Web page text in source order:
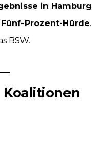
in Hamburg
Fünf-Prozent-Hürde.
BSW.